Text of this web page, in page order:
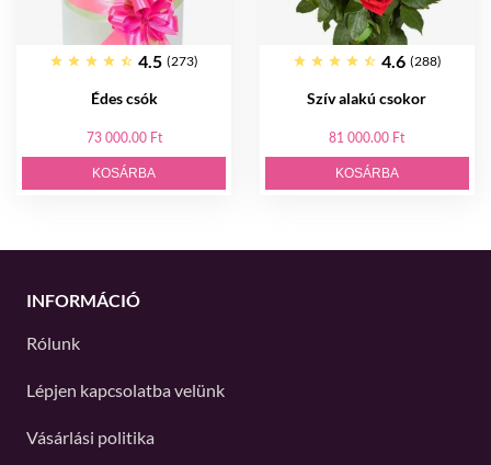
4.5 (273)
Édes csók
73 000.00 Ft
KOSÁRBA
4.6 (288)
Szív alakú csokor
81 000.00 Ft
KOSÁRBA
INFORMÁCIÓ
Rólunk
Lépjen kapcsolatba velünk
Vásárlási politika